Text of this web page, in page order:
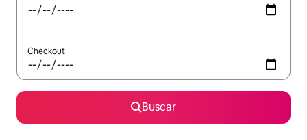
Checkout
Buscar